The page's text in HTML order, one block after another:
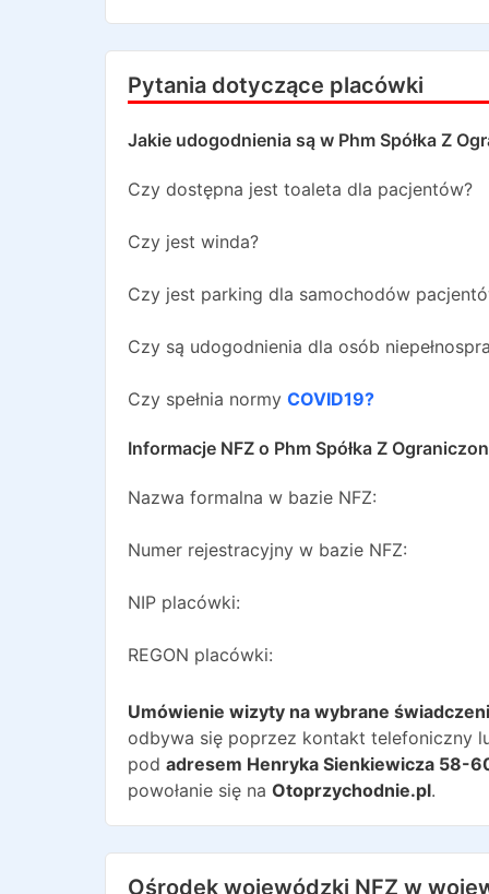
Pytania dotyczące placówki
Jakie udogodnienia są w Phm Spółka Z
Czy dostępna jest toaleta dla pacjentów?
Czy jest winda?
Czy jest parking dla samochodów
Czy są udogodnienia dla osób
Czy spełnia normy COVID19?
Informacje NFZ o Phm Spółka Z
Nazwa formalna w bazie NFZ:
Numer rejestracyjny w bazie NFZ:
NIP placówki:
REGON placówki:
Umówienie wizyty na wybrane
odbywa się poprzez kontakt telefoniczny
pod adresem Henryka Sienkiewicza 58-
powołanie się na Otoprzychodnie.pl.
Ośrodek wojewódzki NFZ w